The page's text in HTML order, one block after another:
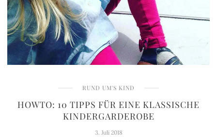
RUND UM'S KIND
HOWTO: 10 TIPPS FÜR EINE KLASSISCHE
KINDERGARDEROBE
3. Juli 2018